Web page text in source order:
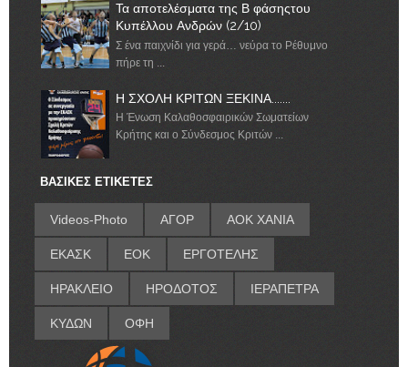
Τα αποτελέσματα της Β φάσηςτου
Κυπέλλου Ανδρών (2/10)
Σ ένα παιχνίδι για γερά… νεύρα το Ρέθυμνο
πήρε τη ...
Η ΣΧΟΛΗ ΚΡΙΤΩΝ ΞΕΚΙΝΑ.......
Η Ένωση Καλαθοσφαιρικών Σωματείων
Κρήτης και ο Σύνδεσμος Κριτών ...
ΒΑΣΙΚΕΣ ΕΤΙΚΕΤΕΣ
Videos-Photo ΑΓΟΡ ΑΟΚ ΧΑΝΙΑ
ΕΚΑΣΚ ΕΟΚ ΕΡΓΟΤΕΛΗΣ
ΗΡΑΚΛΕΙΟ ΗΡΟΔΟΤΟΣ ΙΕΡΑΠΕΤΡΑ
ΚΥΔΩΝ ΟΦΗ